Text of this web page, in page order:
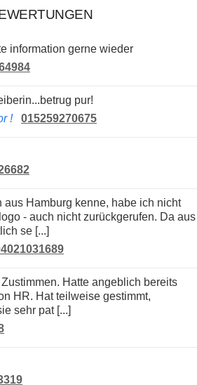
information gerne wieder
pur!
!
015259270675
- auch nicht zurückgerufen. Da aus
se [...]
HR. Hat teilweise gestimmt,
sehr pat [...]